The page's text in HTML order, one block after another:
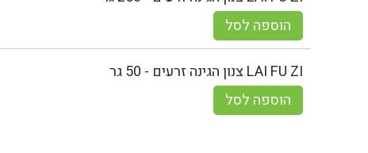
הוספה לסל
LAI FU ZI צנון הגינה זרעים - 50 גר
הוספה לסל